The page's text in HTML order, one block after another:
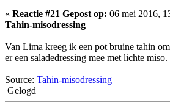
« Reactie #21 Gepost op: 06 mei 2016,
Tahin-misodressing
Van Lima kreeg ik een pot bruine tahin
er een saladedressing mee met lichte miso.
Source: Tahin-misodressing
Gelogd